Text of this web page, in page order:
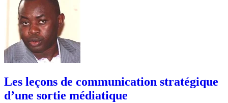
Les leçons de communication stratégique
d’une sortie médiatique